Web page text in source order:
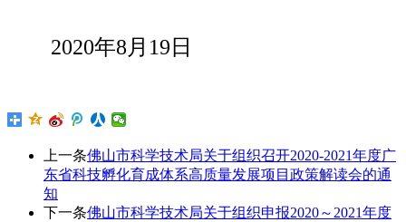
2020年8月19日
上一条佛山市科学技术局关于组织召开2020-2021年度广
东省科技孵化育成体系高质量发展项目政策解读会的通
知
下一条佛山市科学技术局关于组织申报2020～2021年度